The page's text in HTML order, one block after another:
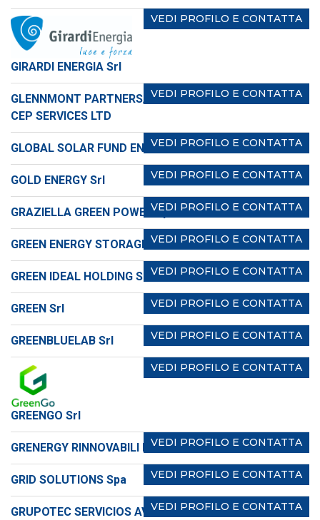
VEDI PROFILO E CONTATTA
GIRARDI ENERGIA Srl
VEDI PROFILO E CONTATTA
GLENNMONT PARTNERS/CLEAN ENERGY PARTNERS
CEP SERVICES LTD
VEDI PROFILO E CONTATTA
GLOBAL SOLAR FUND ENGINEERING ITALY Srl
VEDI PROFILO E CONTATTA
GOLD ENERGY Srl
VEDI PROFILO E CONTATTA
GRAZIELLA GREEN POWER Spa
VEDI PROFILO E CONTATTA
GREEN ENERGY STORAGE srl
VEDI PROFILO E CONTATTA
GREEN IDEAL HOLDING Srl
VEDI PROFILO E CONTATTA
GREEN Srl
VEDI PROFILO E CONTATTA
GREENBLUELAB Srl
VEDI PROFILO E CONTATTA
GREENGO Srl
VEDI PROFILO E CONTATTA
GRENERGY RINNOVABILI ITALIA Srl
VEDI PROFILO E CONTATTA
GRID SOLUTIONS Spa
VEDI PROFILO E CONTATTA
GRUPOTEC SERVICIOS AVANZADOS S.A.